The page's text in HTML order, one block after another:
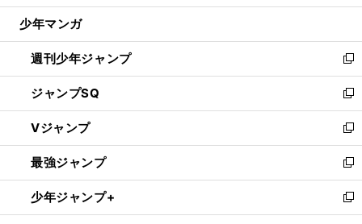
ウ
開
く
少年マンガ
週刊少年ジャンプ
新
し
い
ウ
ィ
ン
ド
ウ
で
開
ジャンプSQ
新
し
い
ウ
ィ
ン
ド
ウ
Vジャンプ
新
し
い
ウ
ィ
ン
最強ジャンプ
新
し
い
ウ
少年ジャンプ+
新
し